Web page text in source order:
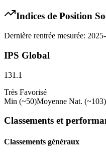
Indices de Position
Dernière rentrée mesurée:
IPS Global
131.1
Très Favorisé
Min (~50)Moyenne Nat. (~103)
Classements et
Classements généraux